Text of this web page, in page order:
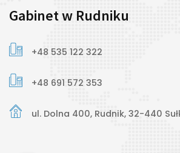
Gabinet w Rudniku
+48 535 122 322
+48 691 572 353
ul. Dolna 400, Rudnik, 32-440